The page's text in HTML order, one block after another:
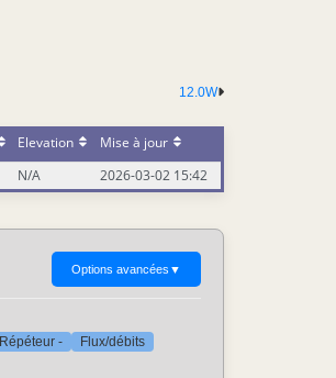
12.0W
Elevation
Mise à jour
N/A 2026-03-02 15:42
Options avancées ▼
Répéteur - Flux/débits